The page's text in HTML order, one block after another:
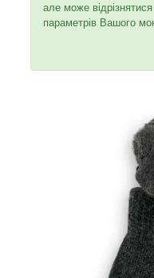
але може
параметрів Вашого